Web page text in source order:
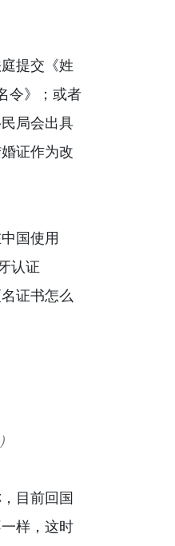
提交《姓
令》；或者
局会出具
证作为改
国使用
认证
证书怎么
目前回国
样，这时